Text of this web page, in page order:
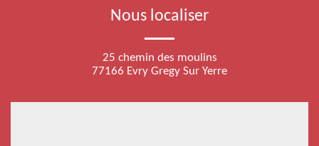
Nous localiser
25 chemin des moulins
77166 Evry Gregy Sur Yerre